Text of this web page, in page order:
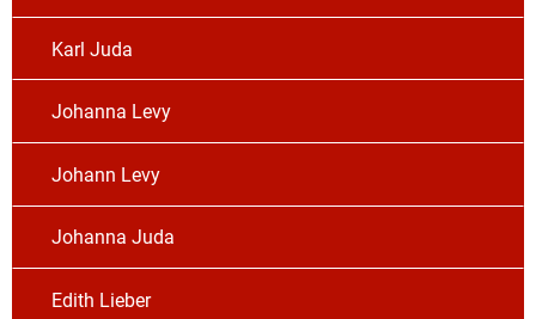
Karl Juda
Johanna Levy
Johann Levy
Johanna Juda
Edith Lieber